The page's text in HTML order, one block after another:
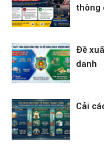
thông
Đề
danh
Cải